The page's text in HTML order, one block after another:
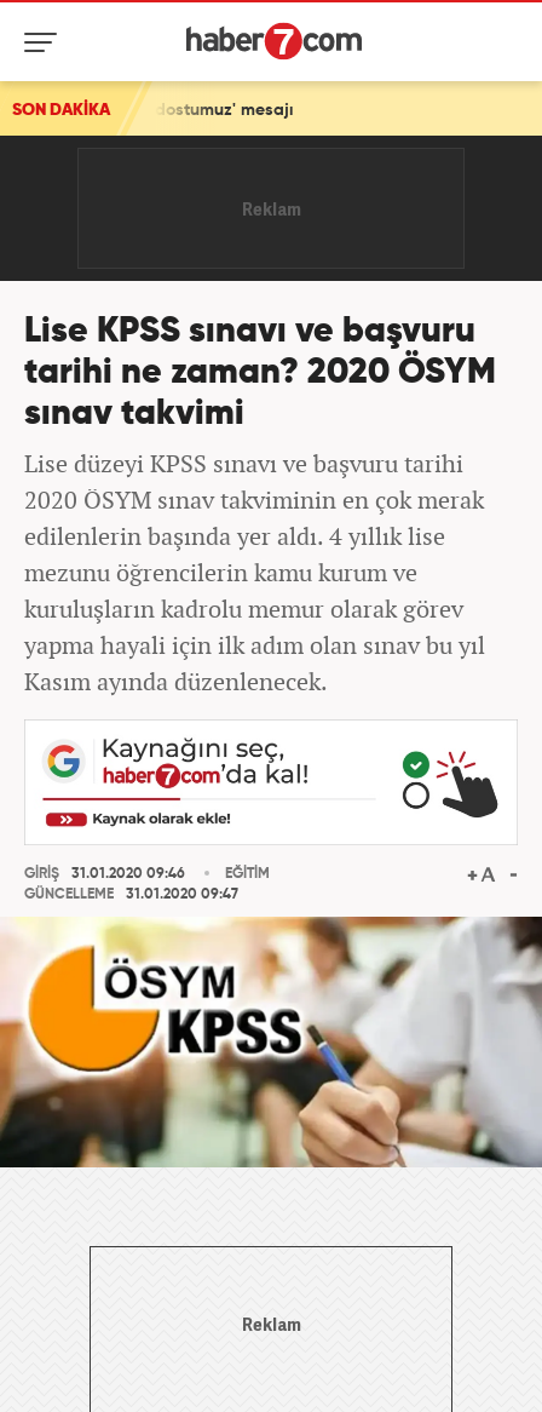
SON DAKİKAmesajı
Lise KPSS sınavı ve başvuru
tarihi ne zaman? 2020 ÖSYM
sınav takvimi
Lise düzeyi KPSS sınavı ve başvuru tarihi
2020 ÖSYM sınav takviminin en çok merak
edilenlerin başında yer aldı. 4 yıllık lise
mezunu öğrencilerin kamu kurum ve
kuruluşların kadrolu memur olarak görev
yapma hayali için ilk adım olan sınav bu yıl
Kasım ayında düzenlenecek.
GİRİŞ
31.01.2020 09:46
GÜNCELLEME
31.01.2020 09:47
EĞİTİM